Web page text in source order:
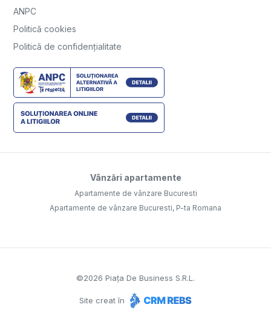
ANPC
Politică cookies
Politică de confidențialitate
Vânzări apartamente
Apartamente de vânzare Bucuresti
Apartamente de vânzare Bucuresti, P-ta Romana
©2026 Piața De Business S.R.L.
Site creat în